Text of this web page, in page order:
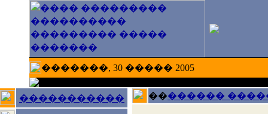
�������, 30 ����� 2005
�����������
��������